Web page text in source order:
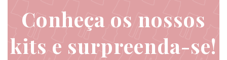
Conheça os nossos
kits e surpreenda-se!